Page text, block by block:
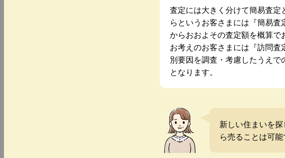
査定には大きく分けて簡易査
らというお客さまには『簡易
からおおよその査定額を概算
お考えのお客さまには『訪問
別要因を調査・考慮したうえ
となります。
新しい住まいを
ら売ることは可